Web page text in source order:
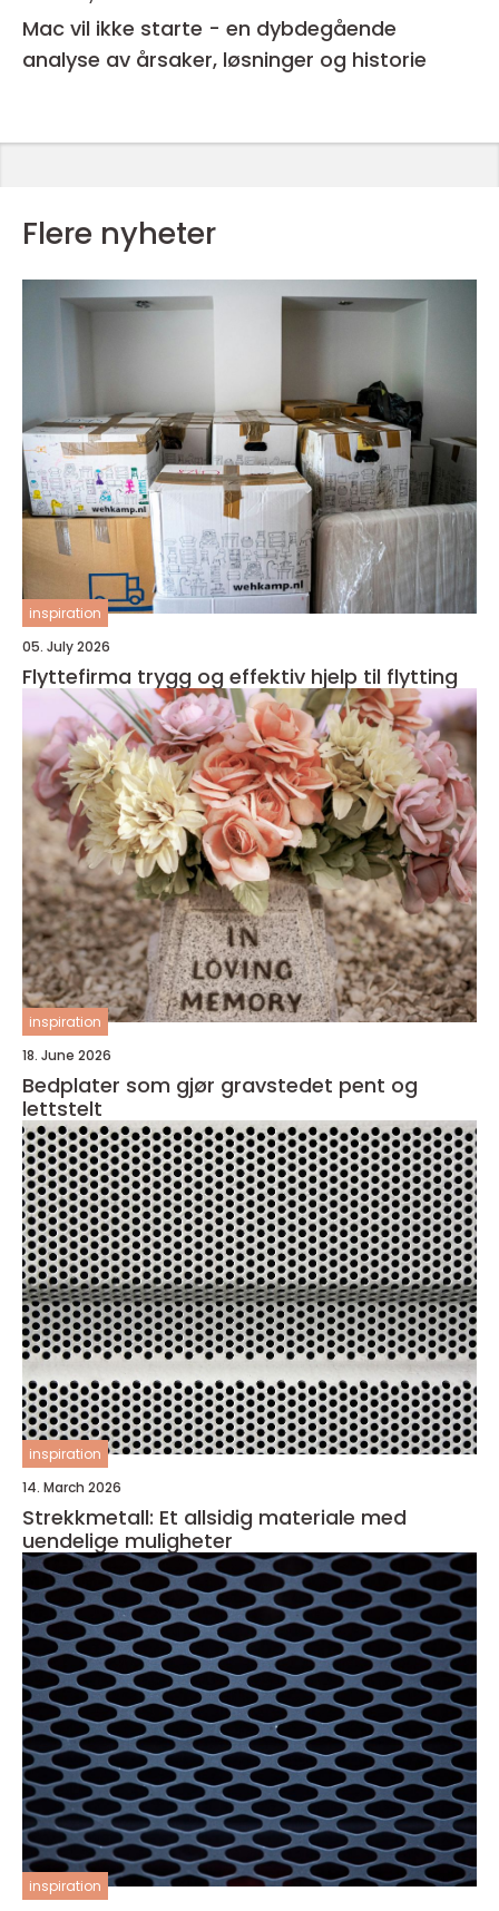
Mac vil ikke starte - en dybdegående
analyse av årsaker, løsninger og historie
Flere nyheter
inspiration
05. July 2026
Flyttefirma trygg og effektiv hjelp til flytting
inspiration
18. June 2026
Bedplater som gjør gravstedet pent og
lettstelt
inspiration
14. March 2026
Strekkmetall: Et allsidig materiale med
uendelige muligheter
inspiration